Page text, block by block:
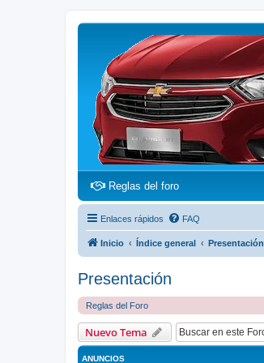
Reglas del foro(Opens a new tab)
Enlaces rápidos FAQ
Inicio Índice general Presentación
Presentación
Reglas del Foro
Nuevo Tema
ANUNCIOS